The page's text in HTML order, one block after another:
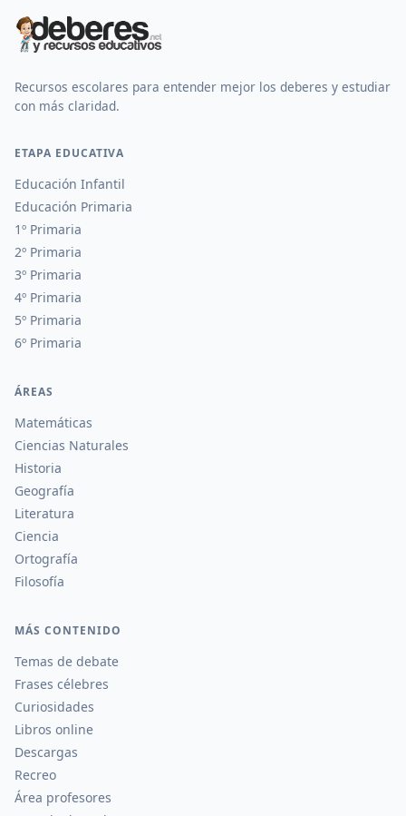
Recursos escolares para entender mejor los deberes y estudiar
con más claridad.
ETAPA EDUCATIVA
Educación Infantil
Educación Primaria
1º Primaria
2º Primaria
3º Primaria
4º Primaria
5º Primaria
6º Primaria
ÁREAS
Matemáticas
Ciencias Naturales
Historia
Geografía
Literatura
Ciencia
Ortografía
Filosofía
MÁS CONTENIDO
Temas de debate
Frases célebres
Curiosidades
Libros online
Descargas
Recreo
Área profesores